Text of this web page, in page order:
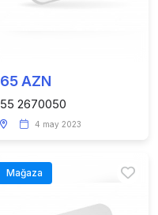
65 AZN
55 2670050
4 may 2023
Mağaza